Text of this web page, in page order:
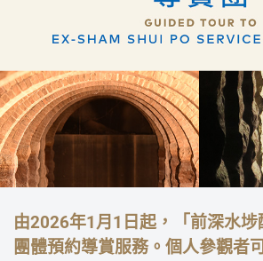
由2026年1月1日起，「前深水
團體預約導賞服務。個人參觀者